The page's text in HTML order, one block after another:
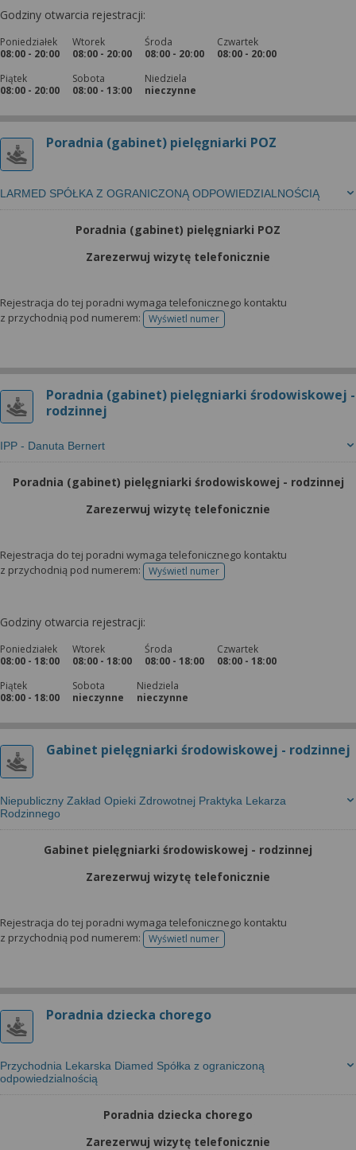
Godziny otwarcia rejestracji:
Poniedziałek
08:00 - 20:00
Wtorek
08:00 - 20:00
Środa
08:00 - 20:00
Czwartek
08:00 - 20:00
Piątek
08:00 - 20:00
Sobota
08:00 - 13:00
Niedziela
nieczynne
Poradnia (gabinet) pielęgniarki POZ
LARMED SPÓŁKA Z OGRANICZONĄ ODPOWIEDZIALNOŚCIĄ
Poradnia (gabinet) pielęgniarki POZ
Zarezerwuj wizytę telefonicznie
Rejestracja do tej poradni wymaga telefonicznego kontaktu
z przychodnią pod numerem:
Wyświetl numertelefonu do rejestracji
Poradnia (gabinet) pielęgniarki środowiskowej -
rodzinnej
IPP - Danuta Bernert
Poradnia (gabinet) pielęgniarki środowiskowej - rodzinnej
Zarezerwuj wizytę telefonicznie
Rejestracja do tej poradni wymaga telefonicznego kontaktu
z przychodnią pod numerem:
Wyświetl numertelefonu do rejestracji
Godziny otwarcia rejestracji:
Poniedziałek
08:00 - 18:00
Wtorek
08:00 - 18:00
Środa
08:00 - 18:00
Czwartek
08:00 - 18:00
Piątek
08:00 - 18:00
Sobota
nieczynne
Niedziela
nieczynne
Gabinet pielęgniarki środowiskowej - rodzinnej
Niepubliczny Zakład Opieki Zdrowotnej Praktyka Lekarza
Rodzinnego
Gabinet pielęgniarki środowiskowej - rodzinnej
Zarezerwuj wizytę telefonicznie
Rejestracja do tej poradni wymaga telefonicznego kontaktu
z przychodnią pod numerem:
Wyświetl numertelefonu do rejestracji
Poradnia dziecka chorego
Przychodnia Lekarska Diamed Spółka z ograniczoną
odpowiedzialnością
Poradnia dziecka chorego
Zarezerwuj wizytę telefonicznie